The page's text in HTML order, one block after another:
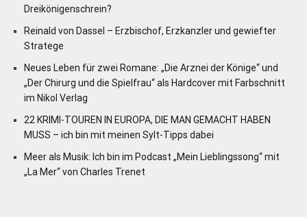
Dreikönigenschrein?
Reinald von Dassel – Erzbischof, Erzkanzler und gewiefter
Stratege
Neues Leben für zwei Romane: „Die Arznei der Könige“ und
„Der Chirurg und die Spielfrau“ als Hardcover mit Farbschnitt
im Nikol Verlag
22 KRIMI-TOUREN IN EUROPA, DIE MAN GEMACHT HABEN
MUSS – ich bin mit meinen Sylt-Tipps dabei
Meer als Musik: Ich bin im Podcast „Mein Lieblingssong“ mit
„La Mer“ von Charles Trenet